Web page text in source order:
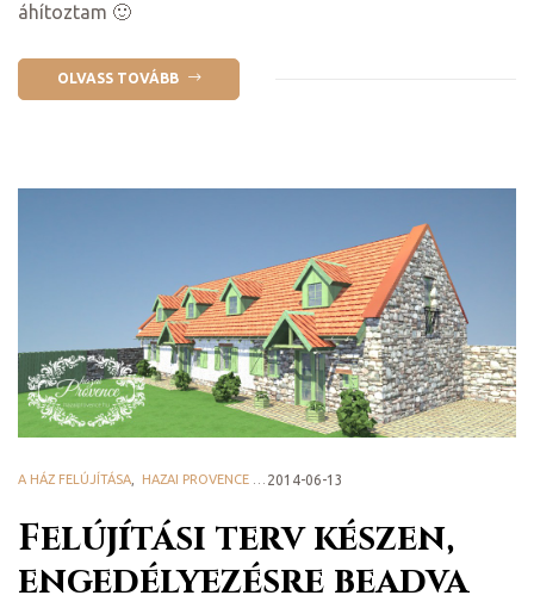
áhítoztam 🙂
OLVASS TOVÁBB
Felújítási terv készen,
engedélyezésre beadva
A HÁZ FELÚJÍTÁSA, HAZAI PROVENCE BLOG 2014-06-13